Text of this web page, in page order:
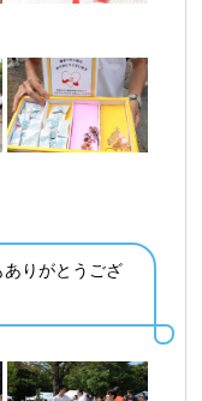
りがとうござ